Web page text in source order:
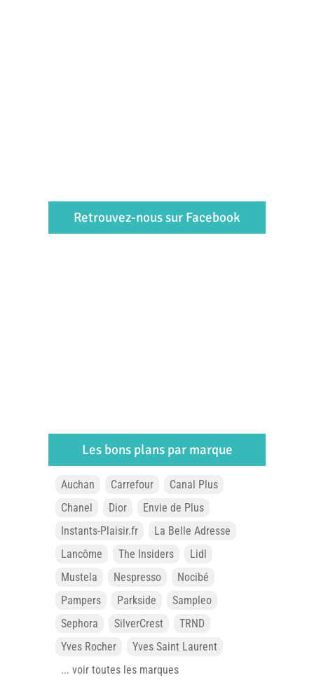
Retrouvez-nous sur Facebook
Les bons plans par marque
Auchan Carrefour
Canal Plus
Chanel
Dior
Envie de Plus
Instants-Plaisir.fr
La Belle Adresse
Lancôme
The Insiders
Lidl
Mustela
Nespresso
Nocibé
Pampers
Parkside
Sampleo
Sephora
SilverCrest
TRND
Yves Rocher
Yves Saint Laurent
... voir toutes les marques